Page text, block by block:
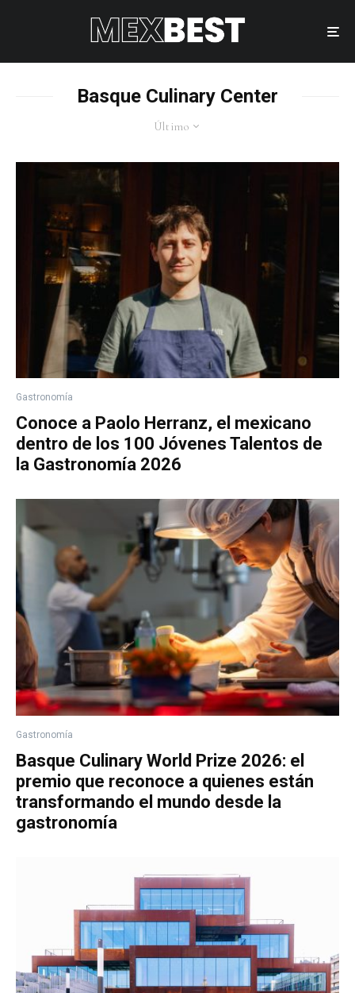
Basque Culinary Center
Último
Gastronomía
Conoce a Paolo Herranz, el mexicano
dentro de los 100 Jóvenes Talentos de
la Gastronomía 2026
Gastronomía
Basque Culinary World Prize 2026: el
premio que reconoce a quienes están
transformando el mundo desde la
gastronomía